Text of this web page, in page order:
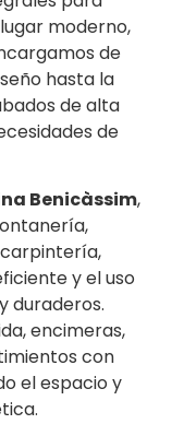
moderno,
de
hasta la
de alta
de
Benicàssim,
y el uso
duraderos.
encimeras,
con
el espacio y